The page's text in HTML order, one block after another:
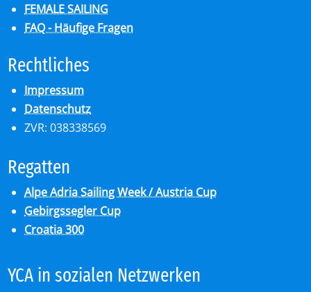
FEMALE SAILING
FAQ - Häufige Fragen
Recht­li­ches
Impressum
Datenschutz
ZVR: 038338569
Re­gat­ten
Alpe Adria Sailing Week / Austria Cup
Gebirgssegler Cup
Croatia 300
YCA in so­zia­len Netz­wer­ken